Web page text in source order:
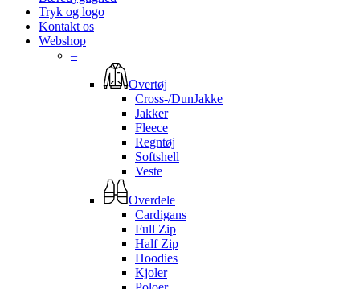
Tryk og logo
Kontakt os
Webshop
–
Overtøj
Cross-/DunJakke
Jakker
Fleece
Regntøj
Softshell
Veste
Overdele
Cardigans
Full Zip
Half Zip
Hoodies
Kjoler